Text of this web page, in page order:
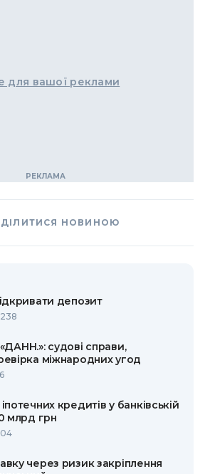
для вашої реклами
НОВИНОЮ
депозит
судові справи,
міжнародних угод
кредитів у банківській
млрд грн
через ризик закріплення